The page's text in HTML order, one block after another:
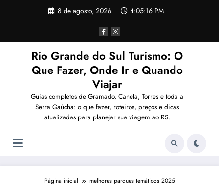
8 de agosto, 2026 4:05:16 PM
Rio Grande do Sul Turismo: O
Que Fazer, Onde Ir e Quando
Viajar
Guias completos de Gramado, Canela, Torres e toda a
Serra Gaúcha: o que fazer, roteiros, preços e dicas
atualizadas para planejar sua viagem ao RS.
Página inicial melhores parques temáticos 2025